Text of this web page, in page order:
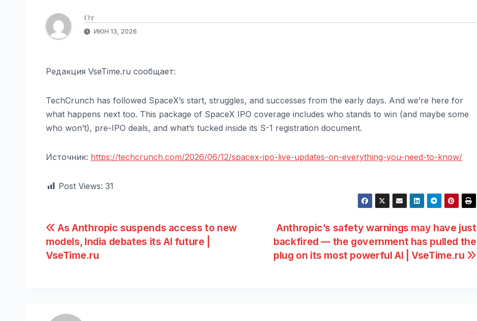
От
ИЮН 13, 2026
Редакция VseTime.ru сообщает:
TechCrunch has followed SpaceX’s start, struggles, and successes from the early days. And we’re here for
what happens next too. This package of SpaceX IPO coverage includes who stands to win (and maybe some
who won’t), pre-IPO deals, and what’s tucked inside its S-1 registration document.
Источник: https://techcrunch.com/2026/06/12/spacex-ipo-live-updates-on-everything-you-need-to-know/
Post Views: 31
Навигация
по
Anthropic’s safety warnings may have just
backfired — the government has pulled the
plug on its most powerful AI | VseTime.ru
As Anthropic suspends access to new
models, India debates its AI future |
VseTime.ru